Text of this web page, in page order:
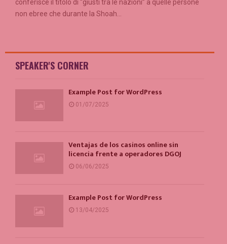
conferisce il titolo di “giusti tra le nazioni” a quelle persone
non ebree che durante la Shoah...
SPEAKER'S CORNER
Example Post for WordPress
01/07/2025
Ventajas de los casinos online sin
licencia frente a operadores DGOJ
06/06/2025
Example Post for WordPress
13/04/2025